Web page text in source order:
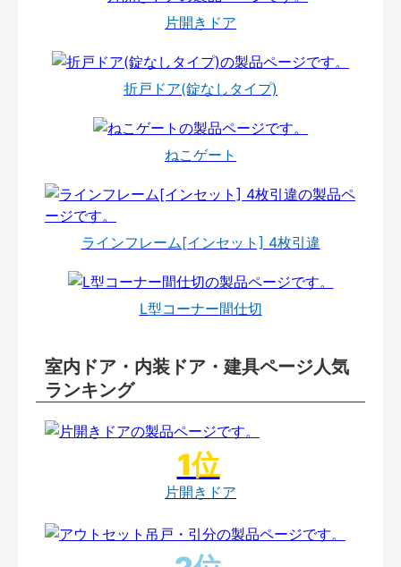
片開きドア
折戸ドア(錠なしタイプ)
ねこゲート
ラインフレーム[インセット] 4枚引違
L型コーナー間仕切
室内ドア・内装ドア・建具ページ人気
ランキング
片開きドア